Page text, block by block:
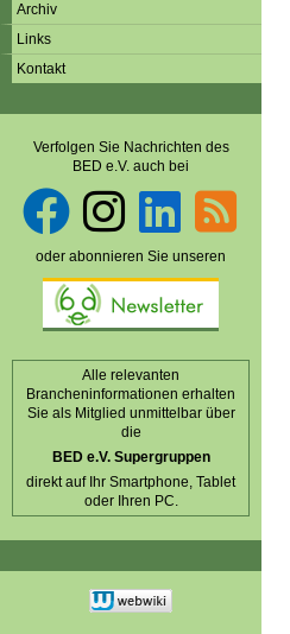
Archiv
Links
Kontakt
Verfolgen Sie Nachrichten des
BED e.V. auch bei
oder abonnieren Sie unseren
Alle relevanten
Brancheninformationen erhalten
Sie als Mitglied unmittelbar über
die
BED e.V. Supergruppen
direkt auf Ihr Smartphone, Tablet
oder Ihren PC.